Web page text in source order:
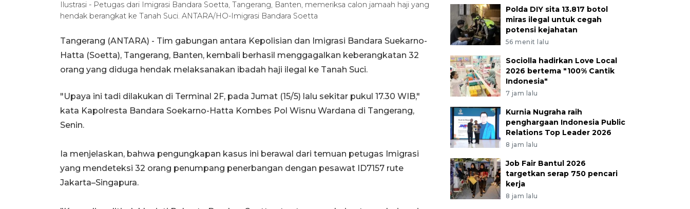
Ilustrasi - Petugas dari Imigrasi Bandara Soetta, Tangerang, Banten, memeriksa calon jamaah haji yang
hendak berangkat ke Tanah Suci. ANTARA/HO-Imigrasi Bandara Soetta
Tangerang (ANTARA) - Tim gabungan antara Kepolisian dan Imigrasi Bandara Suekarno-
Hatta (Soetta), Tangerang, Banten, kembali berhasil menggagalkan keberangkatan 32
orang yang diduga hendak melaksanakan ibadah haji ilegal ke Tanah Suci.
"Upaya ini tadi dilakukan di Terminal 2F, pada Jumat (15/5) lalu sekitar pukul 17.30 WIB,"
kata Kapolresta Bandara Soekarno-Hatta Kombes Pol Wisnu Wardana di Tangerang,
Senin.
Ia menjelaskan, bahwa pengungkapan kasus ini berawal dari temuan petugas Imigrasi
yang mendeteksi 32 orang penumpang penerbangan dengan pesawat ID7157 rute
Jakarta–Singapura.
Polda DIY sita 13.817 botol
miras ilegal untuk cegah
potensi kejahatan
56 menit lalu
Sociolla hadirkan Love Local
2026 bertema "100% Cantik
Indonesia"
7 jam lalu
Kurnia Nugraha raih
penghargaan Indonesia Public
Relations Top Leader 2026
8 jam lalu
Job Fair Bantul 2026
targetkan serap 750 pencari
kerja
8 jam lalu